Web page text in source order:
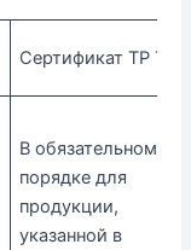
Сертификат ТР ТС
В обязательном
порядке для
продукции,
указанной в